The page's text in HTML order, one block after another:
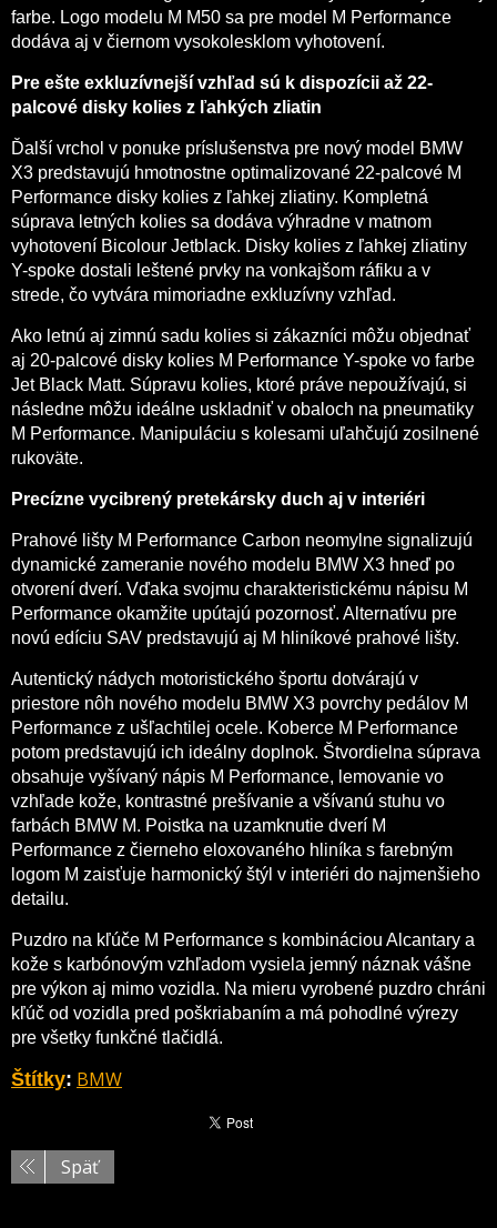
farbe. Logo modelu M M50 sa pre model M Performance
dodáva aj v čiernom vysokolesklom vyhotovení.
Pre ešte exkluzívnejší vzhľad sú k dispozícii až 22-
palcové disky kolies z ľahkých zliatin
Ďalší vrchol v ponuke príslušenstva pre nový model BMW
X3 predstavujú hmotnostne optimalizované 22-palcové M
Performance disky kolies z ľahkej zliatiny. Kompletná
súprava letných kolies sa dodáva výhradne v matnom
vyhotovení Bicolour Jetblack. Disky kolies z ľahkej zliatiny
Y-spoke dostali leštené prvky na vonkajšom ráfiku a v
strede, čo vytvára mimoriadne exkluzívny vzhľad.
Ako letnú aj zimnú sadu kolies si zákazníci môžu objednať
aj 20-palcové disky kolies M Performance Y-spoke vo farbe
Jet Black Matt. Súpravu kolies, ktoré práve nepoužívajú, si
následne môžu ideálne uskladniť v obaloch na pneumatiky
M Performance. Manipuláciu s kolesami uľahčujú zosilnené
rukoväte.
Precízne vycibrený pretekársky duch aj v interiéri
Prahové lišty M Performance Carbon neomylne signalizujú
dynamické zameranie nového modelu BMW X3 hneď po
otvorení dverí. Vďaka svojmu charakteristickému nápisu M
Performance okamžite upútajú pozornosť. Alternatívu pre
novú edíciu SAV predstavujú aj M hliníkové prahové lišty.
Autentický nádych motoristického športu dotvárajú v
priestore nôh nového modelu BMW X3 povrchy pedálov M
Performance z ušľachtilej ocele. Koberce M Performance
potom predstavujú ich ideálny doplnok. Štvordielna súprava
obsahuje vyšívaný nápis M Performance, lemovanie vo
vzhľade kože, kontrastné prešívanie a všívanú stuhu vo
farbách BMW M. Poistka na uzamknutie dverí M
Performance z čierneho eloxovaného hliníka s farebným
logom M zaisťuje harmonický štýl v interiéri do najmenšieho
detailu.
Puzdro na kľúče M Performance s kombináciou Alcantary a
kože s karbónovým vzhľadom vysiela jemný náznak vášne
pre výkon aj mimo vozidla. Na mieru vyrobené puzdro chráni
kľúč od vozidla pred poškriabaním a má pohodlné výrezy
pre všetky funkčné tlačidlá.
Štítky: BMW
Späť